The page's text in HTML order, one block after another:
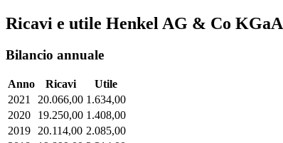
Ricavi e utile Henkel AG & Co KGaA
Bilancio annuale
Anno Ricavi
Utile
2021
20.066,00 1.634,00
2020
19.250,00 1.408,00
2019
20.114,00 2.085,00